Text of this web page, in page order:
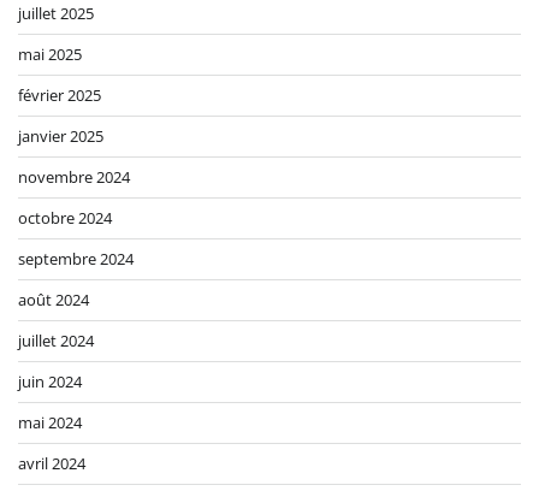
juillet 2025
mai 2025
février 2025
janvier 2025
novembre 2024
octobre 2024
septembre 2024
août 2024
juillet 2024
juin 2024
mai 2024
avril 2024